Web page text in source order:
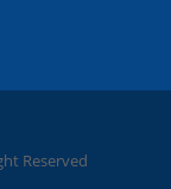
Reserved